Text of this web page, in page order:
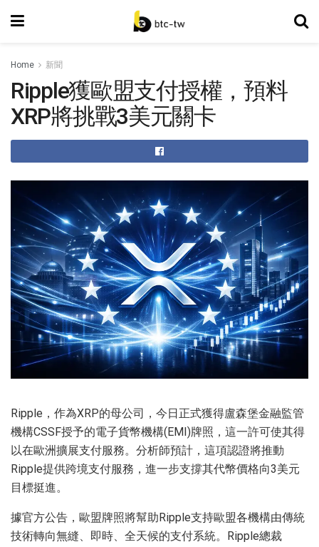
Home 新聞
Ripple獲歐盟支付授權，預料
XRP將挑戰3美元關卡
Ripple，作為XRP的母公司，今日正式獲得盧森堡金融監管
機構CSSF授予的電子貨幣機構(EMI)牌照，這一許可使其得
以在歐洲擴展支付服務。分析師預計，這項認證將推動
Ripple提供跨境支付服務，進一步支撐其代幣價格向3美元
目標挺進。
據官方公告，歐盟牌照將幫助Ripple支持歐盟各機構由傳統
技術轉向無縫、即時、全天候的支付系統。Ripple總裁